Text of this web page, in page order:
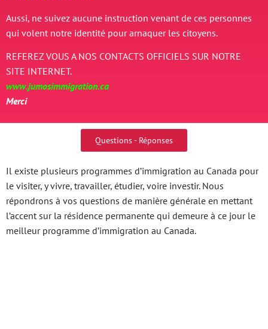
Aussi, ne suivez aucune instruction venant de ces personnes
qui volent notre identité pour arnaquer les citoyens.
REFEREZ VOUS A NOS CONTACTS OFFICIELS SUR NOTRE
SITE INTERNET.
www.jumosimmigration.ca
Merci
Questions - Réponses
Il existe plusieurs programmes d’immigration au Canada pour
le visiter, y vivre, travailler, étudier, voire investir. Nous
répondrons à vos questions de manière générale en mettant
l’accent sur la résidence permanente qui demeure à ce jour le
meilleur programme d’immigration au Canada.